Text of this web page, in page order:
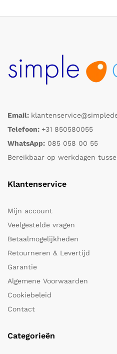
Email:
Telefoon: +31 850580055
WhatsApp: 085 058 00 55
Bereikbaar op werkdagen
Klantenservice
Mijn account
Veelgestelde vragen
Betaalmogelijkheden
Retourneren & Levertijd
Garantie
Algemene Voorwaarden
Cookiebeleid
Contact
Categorieën